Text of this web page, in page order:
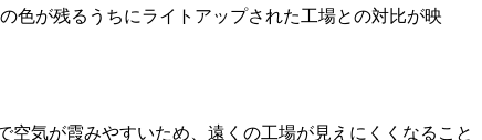
色が残るうちにライトアップされた工場との対比が映
気が霞みやすいため、遠くの工場が見えにくくなること